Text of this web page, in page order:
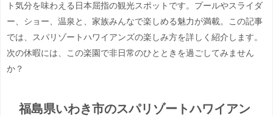
ト気分を味わえる日本屈指の観光スポットです。プールやスライダ
ー、ショー、温泉と、家族みんなで楽しめる魅力が満載。この記事
では、スパリゾートハワイアンズの楽しみ方を詳しく紹介します。
次の休暇には、この楽園で非日常のひとときを過ごしてみません
か？
福島県いわき市のスパリゾートハワイアン